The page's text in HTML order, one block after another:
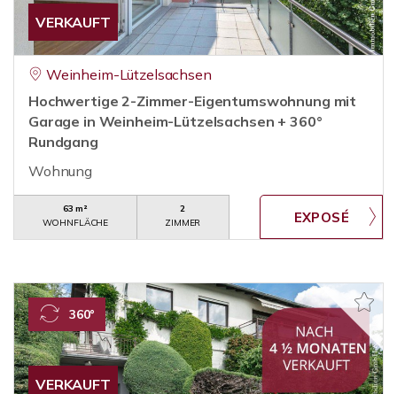
VERKAUFT
Weinheim-Lützelsachsen
Hochwertige 2-Zimmer-Eigentumswohnung mit
Garage in Weinheim-Lützelsachsen + 360°
Rundgang
Wohnung
63 m²
WOHNFLÄCHE
2
ZIMMER
VERKAUFT
360°